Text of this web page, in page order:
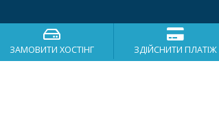
ЗАМОВИТИ ХОСТІНГ ЗДІЙСНИТИ ПЛАТІЖ